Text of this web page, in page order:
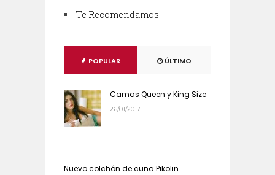
Te Recomendamos
POPULAR ÚLTIMO
Camas Queen y King Size
26/01/2017
Nuevo colchón de cuna Pikolin